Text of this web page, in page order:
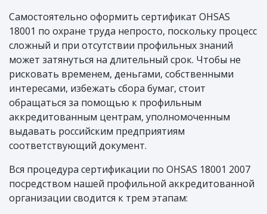
Самостоятельно оформить сертификат OHSAS
18001 по охране труда непросто, поскольку процесс
сложный и при отсутствии профильных знаний
может затянуться на длительный срок. Чтобы не
рисковать временем, деньгами, собственными
интересами, избежать сбора бумаг, стоит
обращаться за помощью к профильным
аккредитованным центрам, уполномоченным
выдавать российским предприятиям
соответствующий документ.
Вся процедура сертификации по OHSAS 18001 2007
посредством нашей профильной аккредитованной
организации сводится к трем этапам: